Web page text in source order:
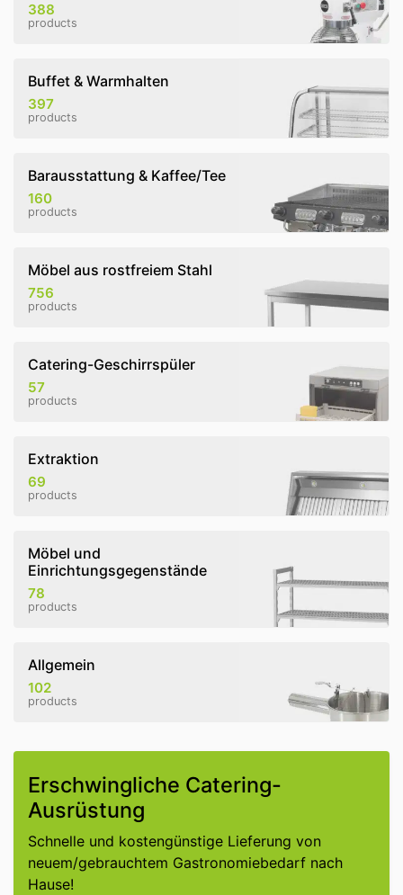
388
products
Buffet & Warmhalten
397
products
Barausstattung & Kaffee/Tee
160
products
Möbel aus rostfreiem Stahl
756
products
Catering-Geschirrspüler
57
products
Extraktion
69
products
Möbel und
Einrichtungsgegenstände
78
products
Allgemein
102
products
Erschwingliche Catering-
Ausrüstung
Schnelle und kostengünstige Lieferung von
neuem/gebrauchtem Gastronomiebedarf nach
Hause!